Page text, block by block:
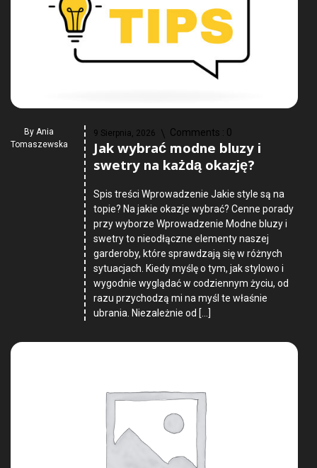
By Ania
Tomaszewska
9 Sierpnia, 2026 Comments : 0
Jak wybrać modne bluzy i
swetry na każdą okazję?
Spis treści Wprowadzenie Jakie style są na
topie? Na jakie okazje wybrać? Cenne porady
przy wyborze Wprowadzenie Modne bluzy i
swetry to nieodłączne elementy naszej
garderoby, które sprawdzają się w różnych
sytuacjach. Kiedy myślę o tym, jak stylowo i
wygodnie wyglądać w codziennym życiu, od
razu przychodzą mi na myśl te właśnie
ubrania. Niezależnie od […]